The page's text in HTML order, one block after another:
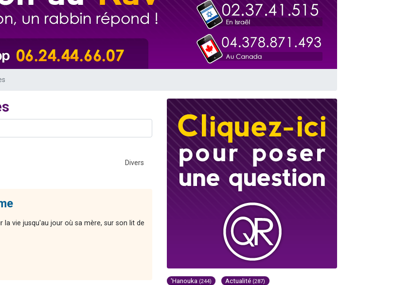
en groupe sur Zoom
Torah-Box Music
une bénédiction
Divers
la vie jusqu'au jour où sa mère, sur son lit de
'Hanouka (244) Actualité (287)